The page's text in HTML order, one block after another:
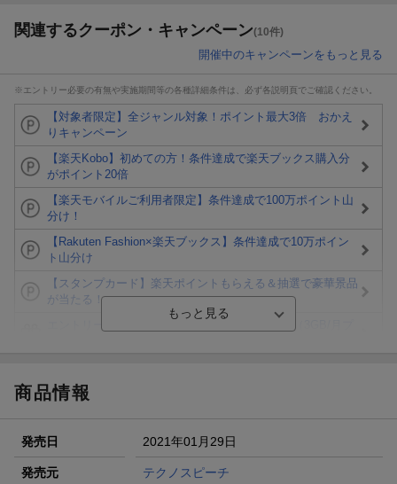
関連するクーポン・キャンペーン(10件)
開催中のキャンペーンをもっと見る
※エントリー必要の有無や実施期間等の各種詳細条件は、必ず各説明頁でご確認ください。
【対象者限定】全ジャンル対象！ポイント最大3倍 おかえ
りキャンペーン
【楽天Kobo】初めての方！条件達成で楽天ブックス購入分
がポイント20倍
【楽天モバイルご利用者限定】条件達成で100万ポイント山
分け！
【Rakuten Fashion×楽天ブックス】条件達成で10万ポイン
ト山分け
【スタンプカード】楽天ポイントもらえる＆抽選で豪華景品
が当たる！
進呈
エントリー＆条件達成で『鬼滅の刃』オリジナルきんちゃく
袋が当たる！
商品情報
発売日 2021年01月29日
発売元 テクノスピーチ